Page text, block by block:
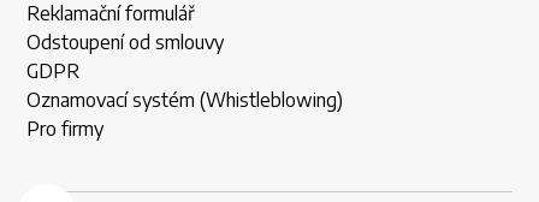
Reklamační formulář
Odstoupení od smlouvy
GDPR
Oznamovací systém (Whistleblowing)
Pro firmy